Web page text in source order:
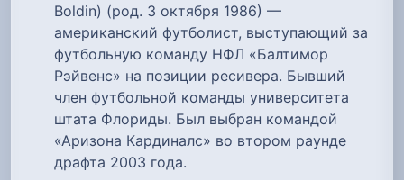
Boldin) (род. 3 октября 1986) —
американский футболист, выступающий за
футбольную команду НФЛ «Балтимор
Рэйвенс» на позиции ресивера. Бывший
член футбольной команды университета
штата Флориды. Был выбран командой
«Аризона Кардиналс» во втором раунде
драфта 2003 года.